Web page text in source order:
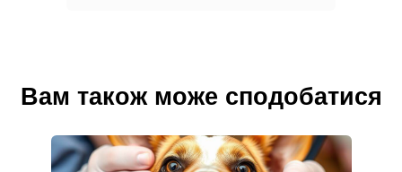
Вам також може сподобатися